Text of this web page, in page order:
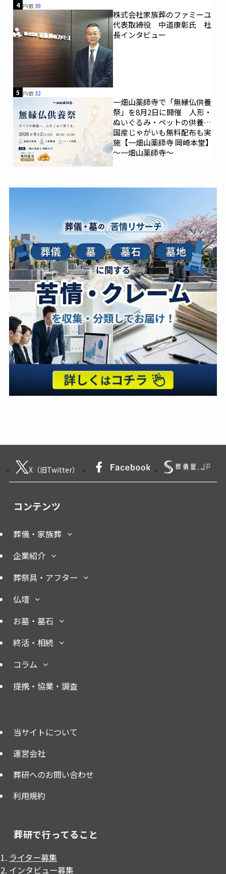
4 PV数39
株式会社家族葬のファミーユ
代表取締役 中道康彰氏 社
長インタビュー
5 PV数32
一畑山薬師寺で「無縁仏供養
祭」を8月2日に開催 人形・
ぬいぐるみ・ペットの供養、
国産じゃがいも無料配布も実
施【一畑山薬師寺 岡崎本堂】
～一畑山薬師寺～
X（旧Twitter）
コンテンツ
葬儀・家族葬
企業紹介
葬祭具・アフター
仏壇
お墓・墓石
終活・相続
コラム
提携・協業・調査
当サイトについて
運営会社
葬研へのお問い合わせ
利用規約
葬研で行ってること
ライター募集
インタビュー募集